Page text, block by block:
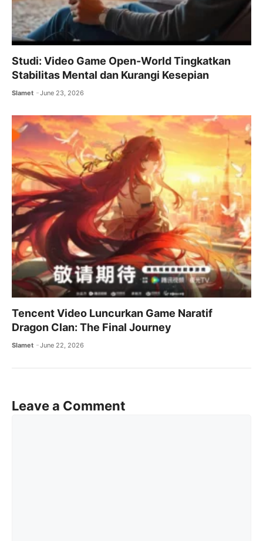
Studi: Video Game Open-World Tingkatkan
Stabilitas Mental dan Kurangi Kesepian
Slamet June 23, 2026
Tencent Video Luncurkan Game Naratif
Dragon Clan: The Final Journey
Slamet June 22, 2026
Leave a Comment